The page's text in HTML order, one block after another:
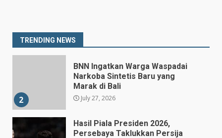
TRENDING NEWS
1
2
BNN Ingatkan Warga Waspadai
Narkoba Sintetis Baru yang
Marak di Bali
July 27, 2026
Hasil Piala Presiden 2026,
Persebaya Taklukkan Persija